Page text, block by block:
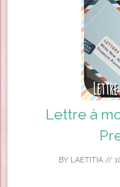
Lettre à
BY LAETITIA//